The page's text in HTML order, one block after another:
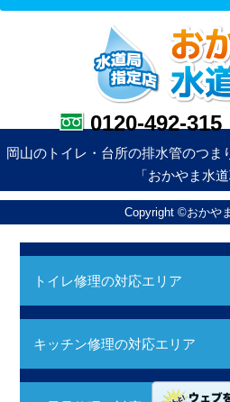
0120-492-315
岡山のトイレ・台所の排水管のつま
「おかやま水道
Copyright ©おかや
トイレ修理の対応エリア
キッチン修理の対応エリア